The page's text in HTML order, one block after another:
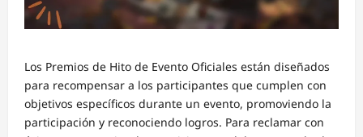
Los Premios de Hito de Evento Oficiales están diseñados
para recompensar a los participantes que cumplen con
objetivos específicos durante un evento, promoviendo la
participación y reconociendo logros. Para reclamar con